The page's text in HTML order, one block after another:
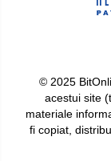
© 2025
acestui site
materiale
fi copiat,